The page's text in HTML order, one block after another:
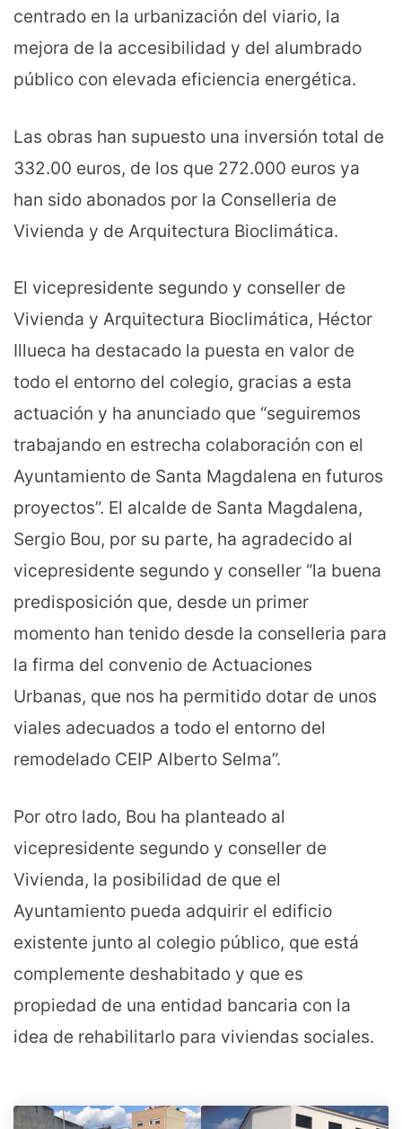
centrado en la urbanización del viario, la
mejora de la accesibilidad y del alumbrado
público con elevada eficiencia energética.
Las obras han supuesto una inversión total de
332.00 euros, de los que 272.000 euros ya
han sido abonados por la Conselleria de
Vivienda y de Arquitectura Bioclimática.
El vicepresidente segundo y conseller de
Vivienda y Arquitectura Bioclimática, Héctor
Illueca ha destacado la puesta en valor de
todo el entorno del colegio, gracias a esta
actuación y ha anunciado que “seguiremos
trabajando en estrecha colaboración con el
Ayuntamiento de Santa Magdalena en futuros
proyectos”. El alcalde de Santa Magdalena,
Sergio Bou, por su parte, ha agradecido al
vicepresidente segundo y conseller “la buena
predisposición que, desde un primer
momento han tenido desde la conselleria para
la firma del convenio de Actuaciones
Urbanas, que nos ha permitido dotar de unos
viales adecuados a todo el entorno del
remodelado CEIP Alberto Selma”.
Por otro lado, Bou ha planteado al
vicepresidente segundo y conseller de
Vivienda, la posibilidad de que el
Ayuntamiento pueda adquirir el edificio
existente junto al colegio público, que está
complemente deshabitado y que es
propiedad de una entidad bancaria con la
idea de rehabilitarlo para viviendas sociales.